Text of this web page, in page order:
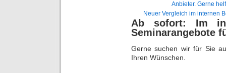
Anbieter. Gerne
Neuer Vergleich im internen
Ab sofort: Im
Seminarangebote
Gerne suchen wir für Sie
Ihren Wünschen.